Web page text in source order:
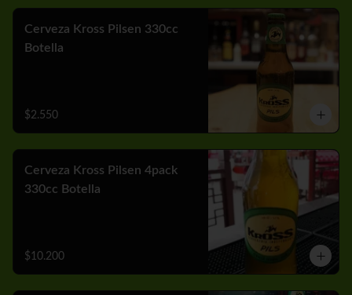
Cerveza Kross Pilsen 330cc
Botella
$2.550
Cerveza Kross Pilsen 4pack
330cc Botella
$10.200